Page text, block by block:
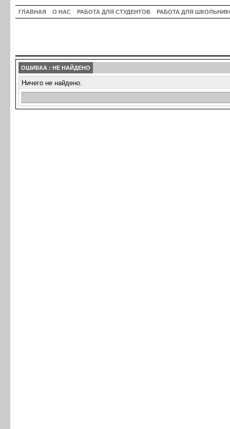
ГЛАВНАЯ О НАС РАБОТА ДЛЯ СТУДЕНТОВ РАБОТА ДЛЯ
ОШИБКА : НЕ НАЙДЕНО
Ничего не найдено.